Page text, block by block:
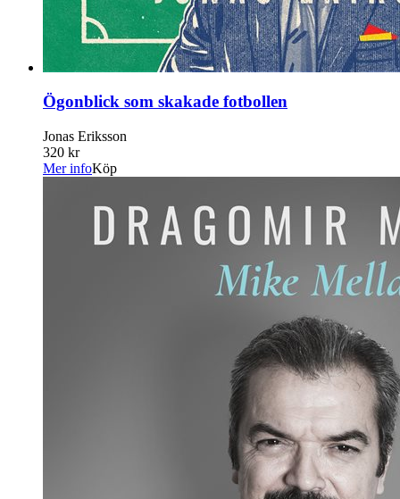
Ögonblick som skakade fotbollen
Jonas Eriksson
320 kr
Mer infoKöp